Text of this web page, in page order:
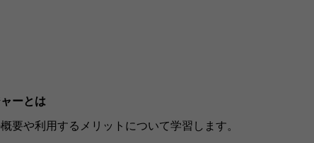
ーとは
要や利用するメリットについて学習します。